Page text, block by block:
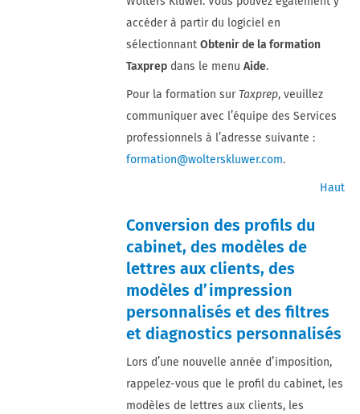
accéder à partir du logiciel en
sélectionnantObtenir de la formation
Taxprep dans le menuAide.
Pour la formation sur Taxprep, veuillez
communiquer avec l’équipe des Services
professionnels à l’adresse suivante :
formation@wolterskluwer.com.
Haut
Conversion des profils du
cabinet, des modèles de
lettres aux clients, des
modèles d’impression
personnalisés et des filtres
et diagnostics personnalisés
Lors d’une nouvelle année d’imposition,
rappelez-vous que le profil du cabinet, les
modèles de lettres aux clients, les